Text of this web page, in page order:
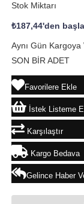
Stok Miktarı
₺187,44'den
Aynı Gün Kargoya
SON BİR ADET
Favorilere Ekle
İstek Listeme
Karşılaştır
Kargo Bedava
Gelince Haber